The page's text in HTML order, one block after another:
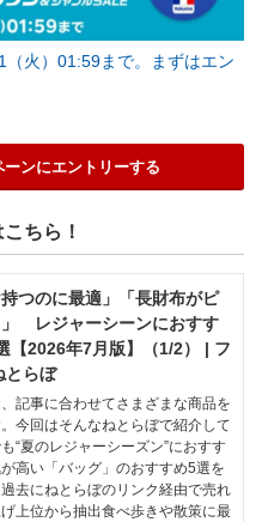
（火）01:59まで。まずはエン
ンにエントリーする
ちら！
持つのに最適」「長財布がピ
」 レジャーシーンにおすす
【2026年7月版】（1/2） | フ
とらぼ
記事に合わせてさまざまな商品を
今回はそんなねとらぼで紹介して
“夏のレジャーシーズン”におすす
高い「バッグ」のおすすめ5選を
去にねとらぼのリンク経由で売れ
上位から抽出食べ歩きや散策に最